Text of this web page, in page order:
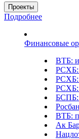
Проекты
Подробнее
Финансовые
ВТБ:
РСХБ:
РСХБ:
РСХБ:
БСПБ:
ВТБ:
Ак